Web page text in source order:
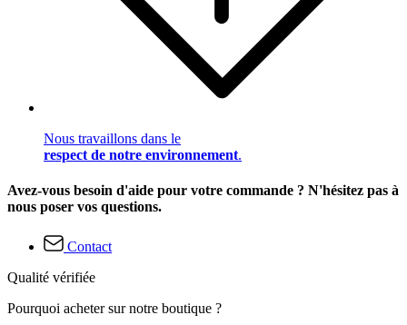
Nous travaillons dans le
respect de notre environnement.
Avez-vous besoin d'aide pour votre commande ? N'hésitez pas à
nous poser vos questions.
Contact
Qualité vérifiée
Pourquoi acheter sur notre boutique ?